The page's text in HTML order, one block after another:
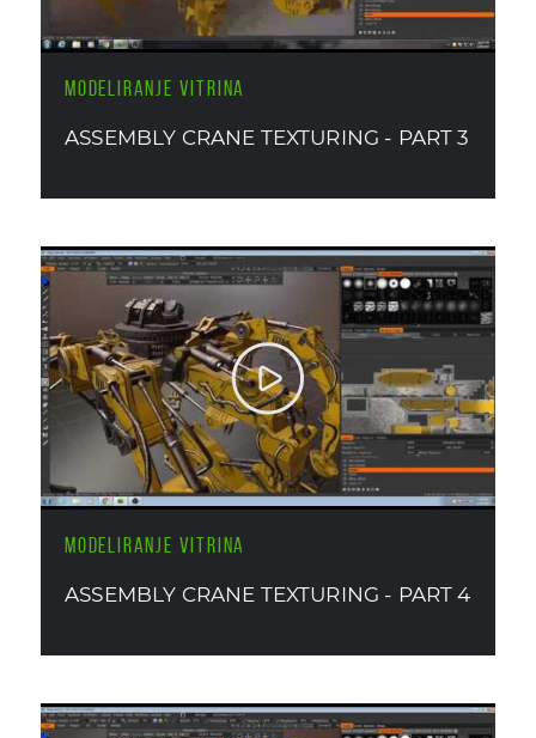
MODELIRANJE VITRINA
ASSEMBLY CRANE TEXTURING - PART 3
MODELIRANJE VITRINA
ASSEMBLY CRANE TEXTURING - PART 4